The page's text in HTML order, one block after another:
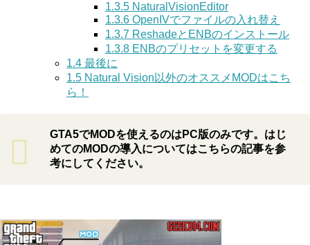
1.3.5 NaturalVisionEditor
1.3.6 OpenIVでファイルの入れ替え
1.3.7 ReshadeとENBのインストール
1.3.8 ENBのプリセットを変更する
1.4 最後に
1.5 Natural Vision以外のオススメMODはこち
ら！
GTA5でMODを使えるのはPC版のみです。はじ
めてのMODの導入についてはこちらの記事を参
考にしてください。